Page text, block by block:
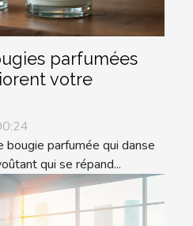
parfumées
votre
bougie parfumée qui danse
qui se répand...